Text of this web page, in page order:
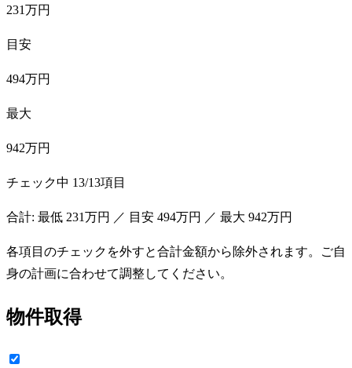
231万円
目安
494万円
最大
942万円
チェック中 13/13項目
合計: 最低 231万円 ／ 目安 494万円 ／ 最大 942万円
各項目のチェックを外すと合計金額から除外されます。ご自
身の計画に合わせて調整してください。
物件取得